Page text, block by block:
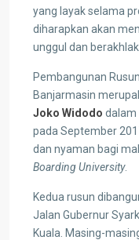
yang layak selama
diharapkan akan
unggul dan
Pembangunan
Banjarmasin
Joko Widodo dalam
pada September
dan nyaman bagi
Boarding University.
Kedua rusun
Jalan Gubernur
Kuala. Masing-